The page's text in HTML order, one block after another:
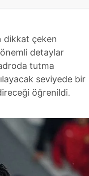
dikkat çeken
detaylar
tutma
seviyede bir
öğrenildi.